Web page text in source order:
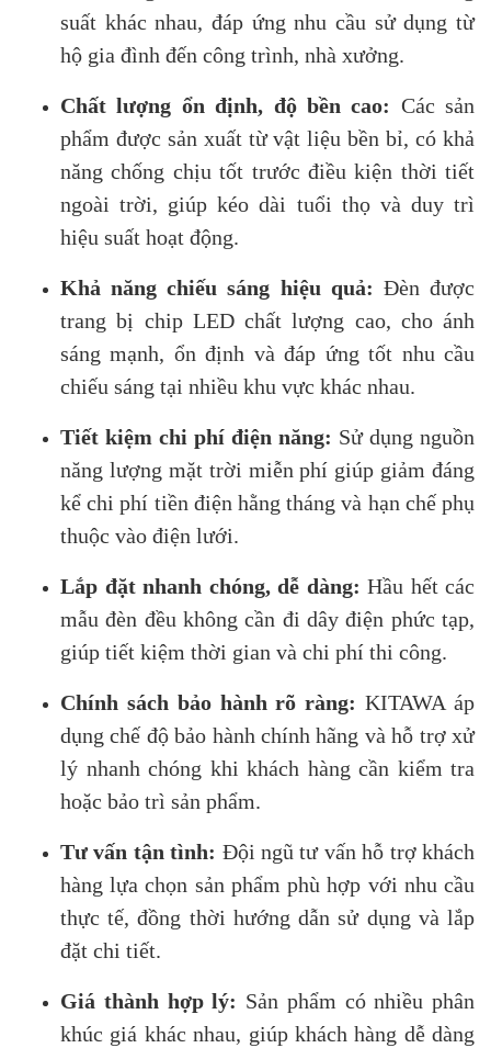
suất khác nhau, đáp ứng nhu cầu sử dụng từ
hộ gia đình đến công trình, nhà xưởng.
Chất lượng ổn định, độ bền cao: Các sản
phẩm được sản xuất từ vật liệu bền bỉ, có khả
năng chống chịu tốt trước điều kiện thời tiết
ngoài trời, giúp kéo dài tuổi thọ và duy trì
hiệu suất hoạt động.
Khả năng chiếu sáng hiệu quả: Đèn được
trang bị chip LED chất lượng cao, cho ánh
sáng mạnh, ổn định và đáp ứng tốt nhu cầu
chiếu sáng tại nhiều khu vực khác nhau.
Tiết kiệm chi phí điện năng: Sử dụng nguồn
năng lượng mặt trời miễn phí giúp giảm đáng
kể chi phí tiền điện hằng tháng và hạn chế phụ
thuộc vào điện lưới.
Lắp đặt nhanh chóng, dễ dàng: Hầu hết các
mẫu đèn đều không cần đi dây điện phức tạp,
giúp tiết kiệm thời gian và chi phí thi công.
Chính sách bảo hành rõ ràng: KITAWA áp
dụng chế độ bảo hành chính hãng và hỗ trợ xử
lý nhanh chóng khi khách hàng cần kiểm tra
hoặc bảo trì sản phẩm.
Tư vấn tận tình: Đội ngũ tư vấn hỗ trợ khách
hàng lựa chọn sản phẩm phù hợp với nhu cầu
thực tế, đồng thời hướng dẫn sử dụng và lắp
đặt chi tiết.
Giá thành hợp lý: Sản phẩm có nhiều phân
khúc giá khác nhau, giúp khách hàng dễ dàng